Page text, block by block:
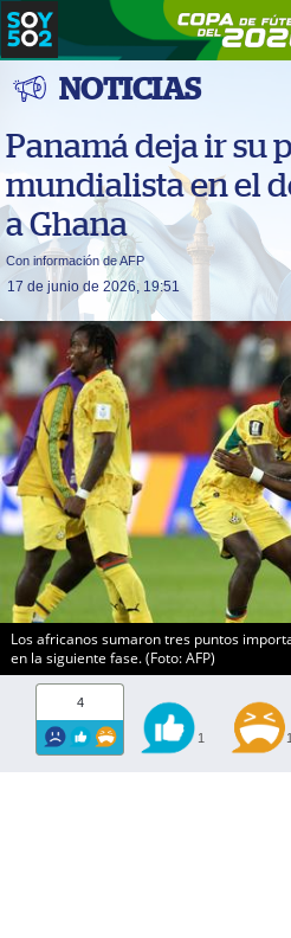
NOTICIAS
Panamá deja ir su
mundialista en el
a Ghana
Con información de AFP
17 de junio de 2026, 19:51
Los africanos sumaron tres puntos
en la siguiente fase. (Foto: AFP)
4
1 1